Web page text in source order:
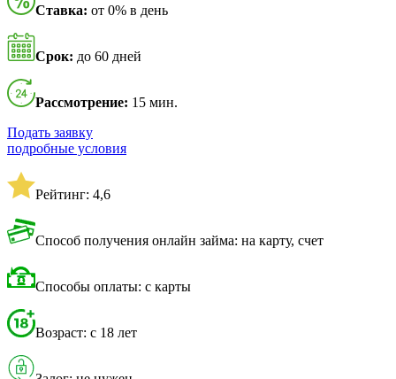
Ставка: от 0% в день
Срок: до 60 дней
Рассмотрение: 15 мин.
Подать заявку
подробные условия
Рейтинг: 4,6
Способ получения онлайн займа: на карту, счет
Способы оплаты: с карты
Возраст: с 18 лет